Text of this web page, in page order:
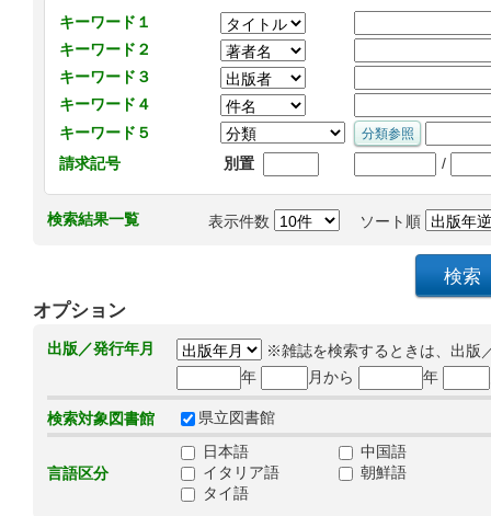
キーワード１
キーワード２
キーワード３
キーワード４
キーワード５
請求記号
別置 /
検索結果一覧 表示件数 ソート順
オプション
出版／発行年月
※雑誌を検索するときは、出版
年
月から 年
検索対象図書館 県立図書館
言語区分
日本語
中国語
イタリア語
朝鮮語
タイ語